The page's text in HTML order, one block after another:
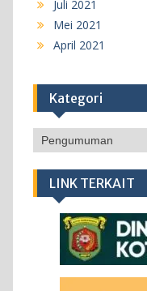
Juli 2021
Mei 2021
April 2021
Kategori
Kategori
LINK TERKAIT